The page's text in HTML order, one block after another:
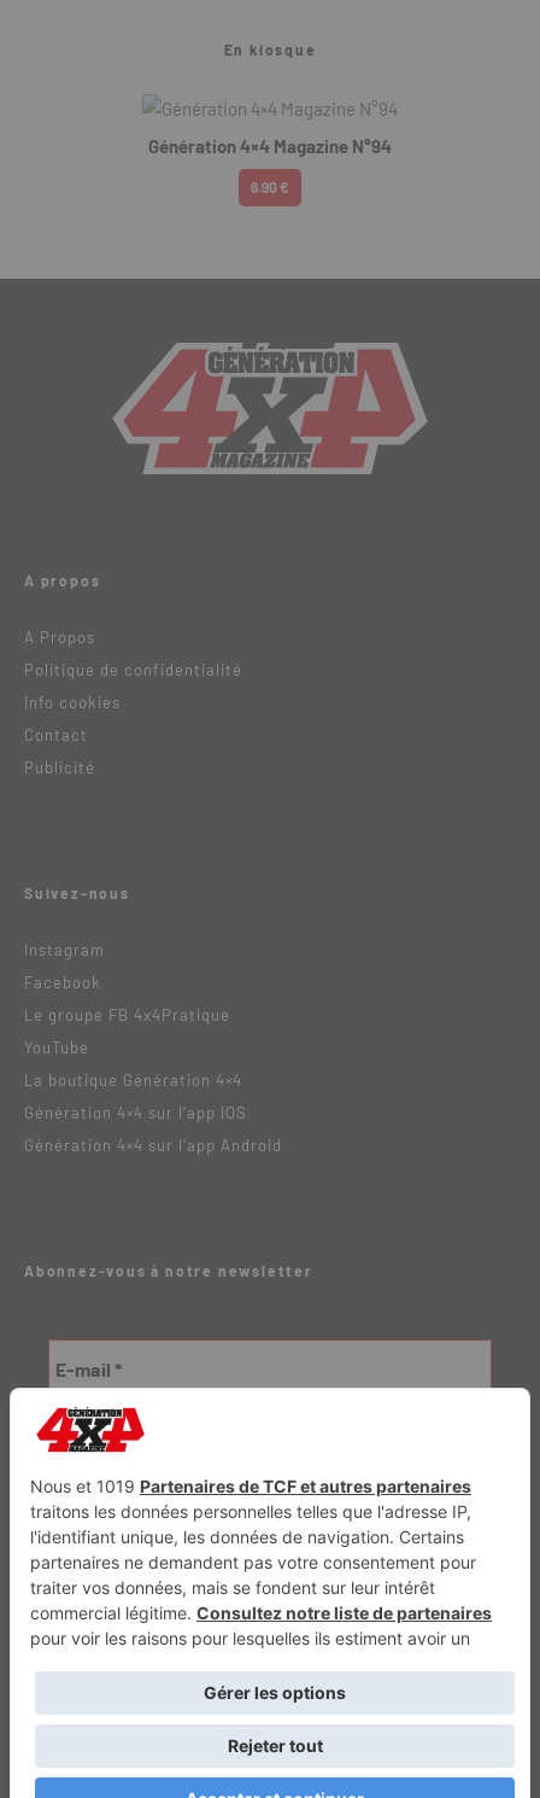
En kiosque
Génération 4×4 Magazine N°94
6.90 €
A propos
A Propos
Politique de confidentialité
Info cookies
Contact
Publicité
Suivez-nous
Instagram
Facebook
Le groupe FB 4x4Pratique
YouTube
La boutique Génération 4×4
Génération 4×4 sur l’app IOS
Génération 4×4 sur l’app Android
Abonnez-vous à notre newsletter
Génération Electrique Génération Sans Permis VTTAE.fr FullAttack
Retour en haut